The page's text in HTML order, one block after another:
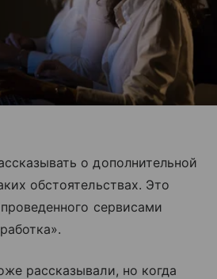
о дополнительной
обстоятельствах. Это
сервисами
рассказывали, но когда